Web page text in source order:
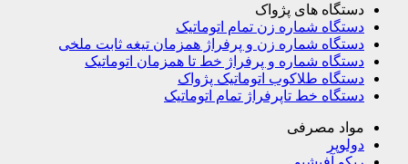
دستگاه های پژواک
دستگاه شماره زن تمام اتوماتیک
دستگاه شماره زن و پرفراژ همزمان تیغه ثابت ملخی
دستگاه شماره و پرفراژ خط تا همزمان اتوماتیک
دستگاه طلاکوب اتوماتیک پژواک
دستگاه خط تاپرفراژ تمام اتوماتیک
مواد مصرفی
دولوپر